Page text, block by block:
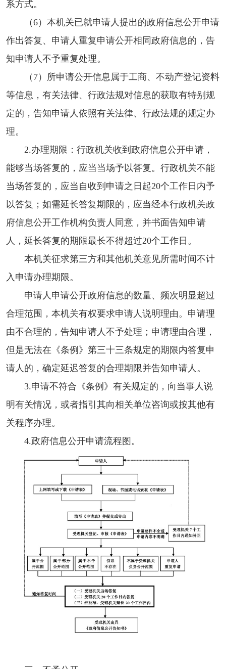
系方式。
（6）本机关已就申请人提出的政府信息公开申请
作出答复、申请人重复申请公开相同政府信息的，告
知申请人不予重复处理。
（7）所申请公开信息属于工商、不动产登记资料
等信息，有关法律、行政法规对信息的获取有特别规
定的，告知申请人依照有关法律、行政法规的规定办
理。
2.办理期限：行政机关收到政府信息公开申请，
能够当场答复的，应当当场予以答复。行政机关不能
当场答复的，应当自收到申请之日起20个工作日内予
以答复；如需延长答复期限的，应当经本行政机关政
府信息公开工作机构负责人同意，并书面告知申请
人，延长答复的期限最长不得超过20个工作日。
本机关征求第三方和其他机关意见所需时间不计
入申请办理期限。
申请人申请公开政府信息的数量、频次明显超过
合理范围，本机关有权要求申请人说明理由。申请理
由不合理的，告知申请人不予处理；申请理由合理，
但是无法在《条例》第三十三条规定的期限内答复申
请人的，确定延迟答复的合理期限并告知申请人。
3.申请不符合《条例》有关规定的，向当事人说
明有关情况，或者指引其向相关单位咨询或按其他有
关程序办理。
4.政府信息公开申请流程图。